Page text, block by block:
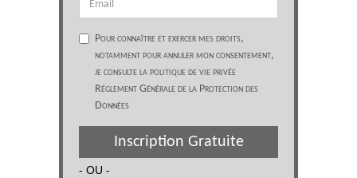
Pour connaître et exercer mes droits,
notamment pour annuler mon consentement,
je consulte la politique de vie privée
Réglement Générale de la Protection des
Données
Inscription Gratuite
- OU -